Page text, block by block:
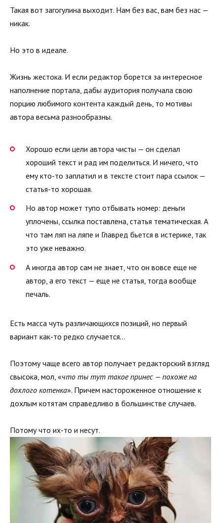
Такая вот загогулина выходит. Нам без вас, вам без нас —
никак.
Но это в идеале.
Жизнь жестока. И если редактор борется за интересное
наполнение портала, дабы аудитория получала свою
порцию любимого контента каждый день, то мотивы
автора весьма разнообразны.
Хорошо если цели автора чисты — он сделал
хороший текст и рад им поделиться. И ничего, что
ему кто-то заплатил и в тексте стоит пара ссылок —
статья-то хорошая.
Но автор может тупо отбывать номер: деньги
уплочены, ссылка поставлена, статья тематическая. А
что там ляп на ляпе и Главред бьется в истерике, так
это уже неважно.
А иногда автор сам не знает, что он вовсе еще не
автор, а его текст — еще не статья, тогда вообще
печаль.
Есть масса чуть различающихся позиций, но первый
вариант как-то редко случается…
Поэтому чаще всего автор получает редакторский взгляд
свысока, мол, «что ты тут такое принес — похоже на
дохлого котенка». Причем настороженное отношение к
дохлым котятам справедливо в большинстве случаев.
Потому что их-то и несут.